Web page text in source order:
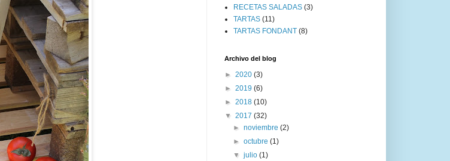
RECETAS SALADAS (3)
TARTAS (11)
TARTAS FONDANT (8)
Archivo del blog
► 2020 (3)
► 2019 (6)
► 2018 (10)
▼ 2017 (32)
►noviembre(2)
►octubre(1)
▼julio(1)